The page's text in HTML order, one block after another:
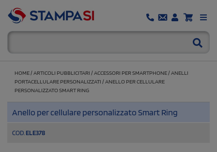
HOME /ARTICOLI PUBBLICITARI /ACCESSORI PER SMARTPHONE /ANELLI
PORTACELLULARE PERSONALIZZATI /ANELLO PER CELLULARE
PERSONALIZZATO SMART RING
Anello per cellulare personalizzato Smart Ring
COD. ELE378